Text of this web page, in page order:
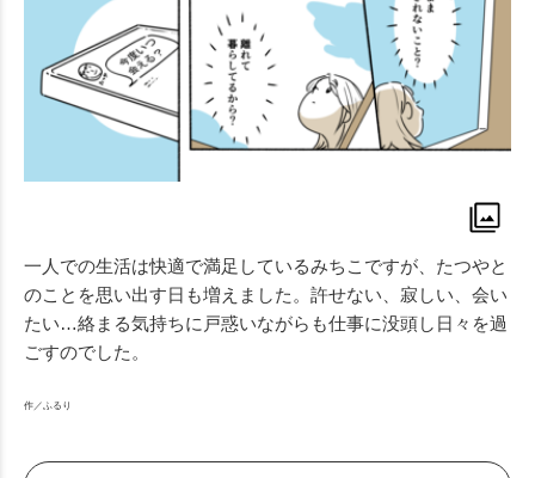
一人での生活は快適で満足しているみちこですが、たつやと
のことを思い出す日も増えました。許せない、寂しい、会い
たい…絡まる気持ちに戸惑いながらも仕事に没頭し日々を過
ごすのでした。
作／ふるり